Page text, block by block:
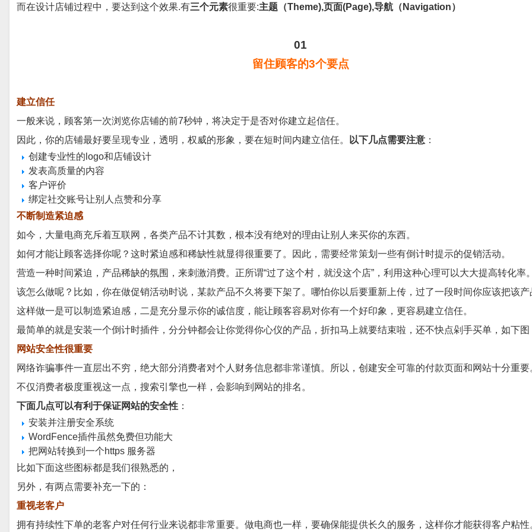
而在设计店铺过程中，要达到这个效果.有三个元素很重要:主题 （Theme),页面(Page),导航（Navigation）
01
留住顾客的3个要点
建立信任
一般来说，顾客第一次浏览你店铺的前7秒钟，将决定于是否对你建立起信任。
因此，你的店铺最好要呈现专业，透明，权威的形象，要在短时间内建立信任。
以下几点需要注意 ：
创建专业性的logo和店铺设计
发表高质量的内容
客户评价
绑定社交账号让别人点赞和分享
不断制造紧迫感
如今，大量电商充斥着互联网，各类产品不计其数，根本没有绝对的理由让别人来买你的东西。
如何才能让顾客选择你呢？这时紧迫感和稀缺性就显得很重要了。因此，需要经常策划一些有倒计时提示的促销活动。
营造一种时间紧迫，产品稀缺的氛围，来刺激消费。正所谓“过了这个村，就没这个店”，利用这种心理可以大大提高转化率
该怎么做呢？比如，你在做促销活动时说，某款产品不久将要下架了。哪怕你以后要重新上传，过了一段时间你应该把该产
这样做一是可以制造紧迫感，二是充分显示你的诚信度，能让顾客容易对你有一个好印象，更容易建立信任。
最简单的就是安装一个倒计时插件，分分钟都会让你觉得你心仪的产品，折扣马上就要结束啦，还不快点剁手买单，如下图
网站安全性很重要
网络诈骗事件一直层出不穷，绝大部分消费者对个人财务信息都非常谨慎。所以，创建安全可靠的付款页面和网站十分重要
不仅消费者极度重视这一点，搜索引擎也一样，会影响到网站的排名。
下面几点可以有利于保证网站的安全性 ：
安装并注册安全系统
WordFence插件虽然免费但功能大
把网站转换到一个https 服务器
比如下面这些图标都是我们很熟悉的，
另外，有两点需要补充一下的：
重视老客户
拥有持续性下单的老客户对任何行业来说都非常重要。做电商也一样，要确保能提供长久的服务，这样你才能获得客户粘性